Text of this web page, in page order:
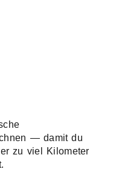
— damit du
zu viel Kilometer